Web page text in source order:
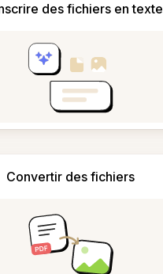
des fichiers en texte
Convertir des fichiers